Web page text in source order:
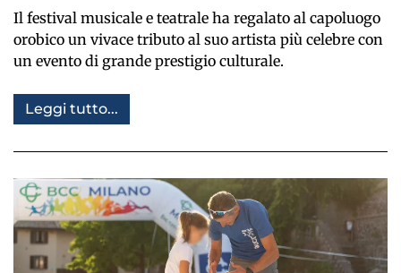
Il festival musicale e teatrale ha regalato al capoluogo
orobico un vivace tributo al suo artista più celebre con
un evento di grande prestigio culturale.
Leggi tutto...